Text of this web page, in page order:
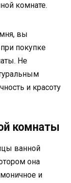
комнате.
вы
покупке
Не
и красоту
комнаты
ванной
она
и